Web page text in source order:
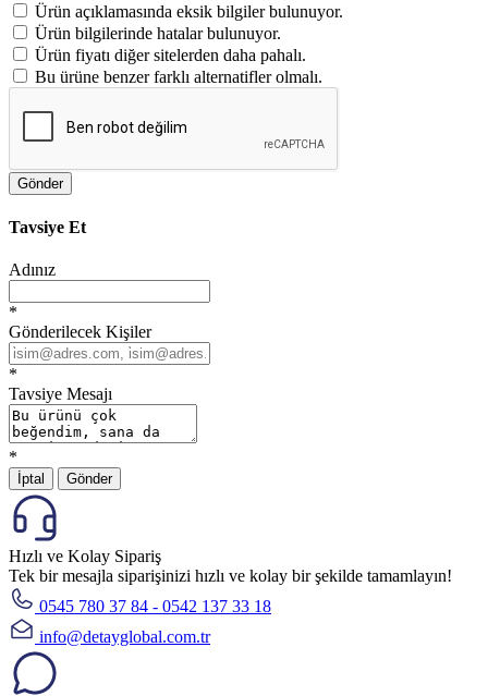
Ürün açıklamasında eksik bilgiler bulunuyor.
Ürün bilgilerinde hatalar bulunuyor.
Ürün fiyatı diğer sitelerden daha pahalı.
Bu ürüne benzer farklı alternatifler olmalı.
Gönder
Tavsiye Et
Adınız
*
Gönderilecek Kişiler
*
Tavsiye Mesajı
*
İptal Gönder
Hızlı ve Kolay Sipariş
Tek bir mesajla siparişinizi hızlı ve kolay bir şekilde tamamlayın!
0545 780 37 84 - 0542 137 33 18
info@detayglobal.com.tr